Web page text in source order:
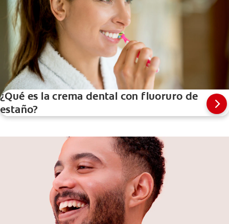
¿Qué es la crema dental con fluoruro de
estaño?